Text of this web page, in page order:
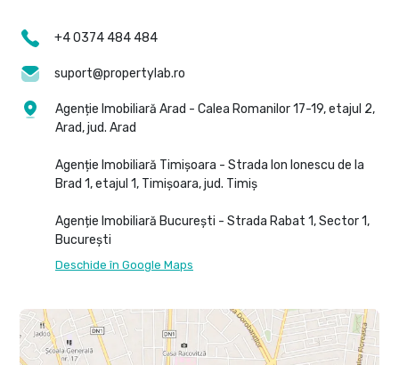
+4 0374 484 484
suport@propertylab.ro
Agenție Imobiliară Arad - Calea Romanilor 17-19, etajul 2,
Arad, jud. Arad
Agenție Imobiliară Timișoara - Strada Ion Ionescu de la
Brad 1, etajul 1, Timișoara, jud. Timiș
Agenție Imobiliară București - Strada Rabat 1, Sector 1,
București
Deschide în Google Maps